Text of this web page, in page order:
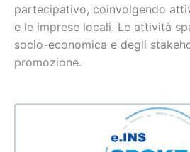
partecipativo, coinvolgendo
e le imprese locali. Le attività
socio-economica e degli
promozione.